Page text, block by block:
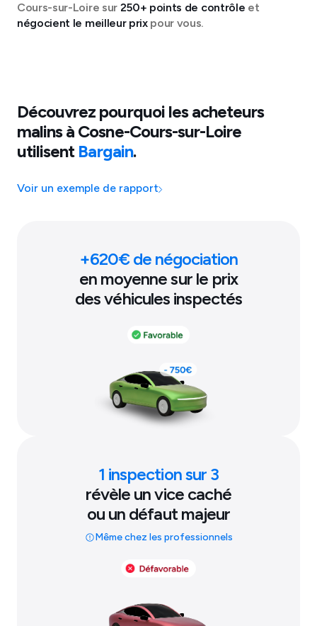
Cours-sur-Loire sur 250+ points de contrôle et
négocient le meilleur prixpour vous.
Découvrez pourquoi les acheteurs
malins à Cosne-Cours-sur-Loire
utilisent Bargain.
Voir un exemple de rapport
+620€ de négociation
en moyenne sur le prix
des véhicules inspectés
1 inspection sur 3
révèle un vice caché
ou un défaut majeur
Même chez les professionnels